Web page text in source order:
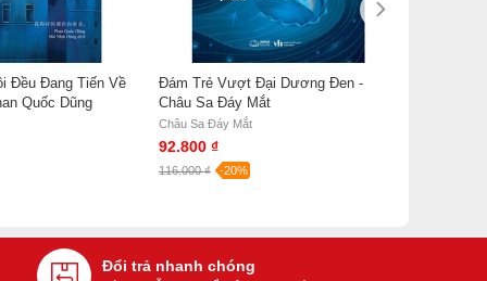
Đều Đang Tiến Về
Quốc Dũng
Đám Trẻ Vượt Đại Dương Đen -
Châu Sa Đáy Mắt
Châu Sa Đáy Mắt
92.800 ₫
116.000 ₫ -20%
Đổi trả nhanh chóng